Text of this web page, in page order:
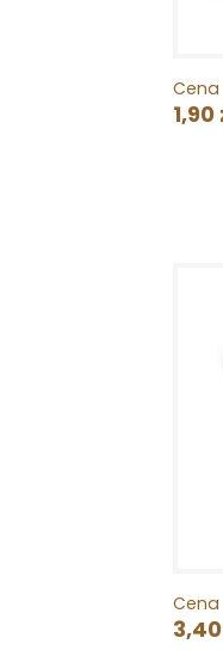
Cena
1,90
Cena
3,40